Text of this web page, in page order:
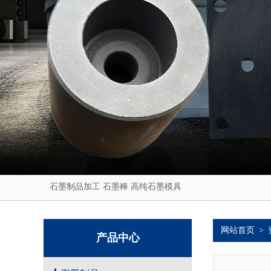
石墨制品加工 石墨棒 高纯石墨模具
产品中心
网站首页 >